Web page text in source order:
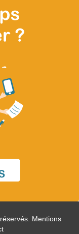
Mentions